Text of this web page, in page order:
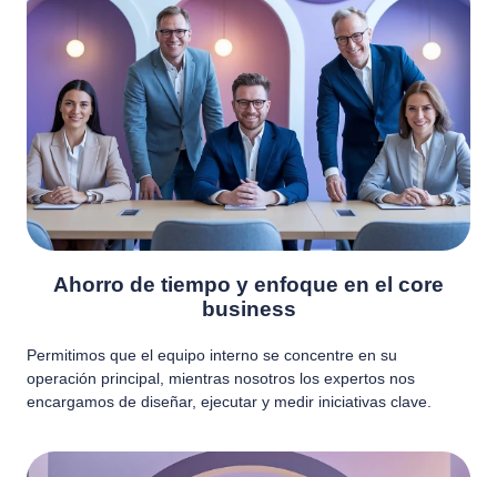
Ahorro de tiempo y enfoque en el core
business
Permitimos que el equipo interno se concentre en su
operación principal, mientras nosotros los expertos nos
encargamos de diseñar, ejecutar y medir iniciativas clave.